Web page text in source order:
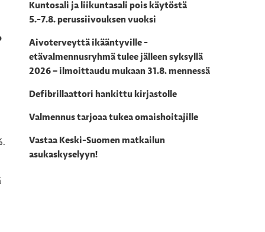
Kuntosali ja liikuntasali pois käytöstä
5.-7.8. perussiivouksen vuoksi
Aivoterveyttä ikääntyville -
etävalmennusryhmä tulee jälleen syksyllä
2026 – ilmoittaudu mukaan 31.8. mennessä
Defibrillaattori hankittu kirjastolle
Valmennus tarjoaa tukea omaishoitajille
Vastaa Keski-Suomen matkailun
asukaskyselyyn!